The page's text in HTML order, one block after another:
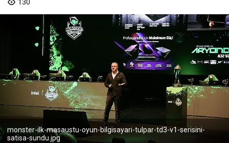
monster-ilk-masaustu-oyun-bilgisayari-tulpar-td3-v1-serisini-
satisa-sundu.jpg